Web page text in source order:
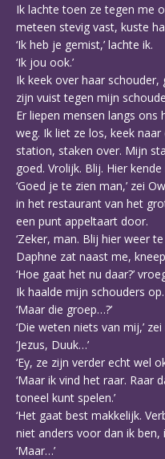
Ik lachte toen ze tegen me
meteen stevig vast, kuste
‘Ik heb je gemist,’ lachte ik.
‘Ik jou ook.’
Ik keek over haar
zijn vuist tegen mijn
Er liepen mensen langs ons
weg. Ik liet ze los, keek
station, staken over. Mijn
goed. Vrolijk. Blij. Hier
‘Goed je te zien man,’ zei
in het restaurant van het
een punt appeltaart door.
‘Zeker, man. Blij hier weer te
Daphne zat naast me,
‘Hoe gaat het nu daar?’
Ik haalde mijn schouders op.
‘Maar die groep…?’
‘Die weten niets van mij,’
‘Jezus, Duuk…’
‘Ey, ze zijn verder echt wel
‘Maar ik vind het raar. Raar
toneel kunt spelen.’
‘Het gaat best makkelijk.
niet anders voor dan ik ben,
‘Maar…’